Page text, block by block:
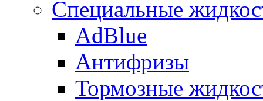
Специальные
AdBlue
Антифризы
Тормозные